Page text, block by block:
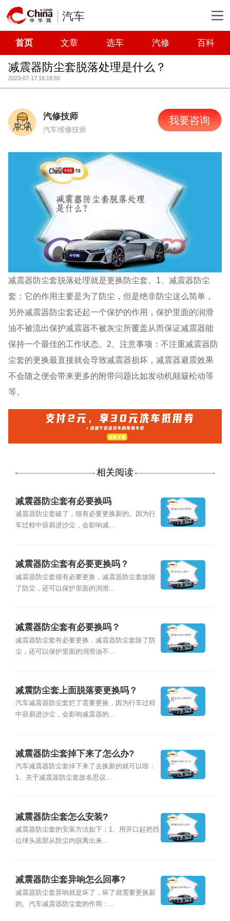
汽车
首页 文章 选车 汽修 百科
减震器防尘套脱落处理是什么？
2023-07-17 16:18:55
汽修技师
汽车维修技师
我要咨询
减震器防尘套脱落处理就是更换防尘套。1、减震器防尘
套：它的作用主要是为了防尘，但是绝非防尘这么简单，
另外减震器防尘套还起一个保护的作用，保护里面的润滑
油不被流出保护减震器不被灰尘所覆盖从而保证减震器能
保持一个最佳的工作状态。2、注意事项：不注重减震器防
尘套的更换最直接就会导致减震器损坏，减震器避震效果
不会随之便会带来更多的附带问题比如发动机颠簸松动等
等。
相关阅读
减震器防尘套有必要换吗
减震器防尘套破了，很有必要更换新的。因为行
车过程中容易进沙尘，会影响减...
减震器防尘套有必要更换吗？
减震器防尘套很有必要更换，减震器防尘套故除
了防尘，还可以保护里面的润滑...
减震器防尘套有必要换吗？
减震器防尘套有必要更换，减震器防尘套除了防
尘，还可以保护里面的润滑油不...
减震防尘套上面脱落要更换吗？
汽车减震器防尘套烂了需要更换，因为行车过程
中容易进沙尘，会影响减震器的...
减震器防尘套掉下来了怎么办?
汽车减震器防尘套掉下来了去换新的就可以啦：
1、关于减震器防尘套故名思议...
减震器防尘套怎么安装?
减震器防尘套的安装方法如下：1、用开口起把挡
位球头底部从防尘内脱离出来...
减震器防尘套异响怎么回事?
减震器防尘套异响就是坏了，坏了就需要更换新
的。汽车减震器防尘套的作用：...